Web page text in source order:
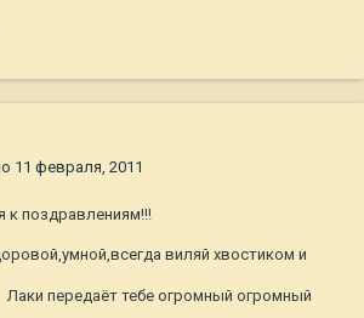
11 февраля, 2011
к поздравлениям!!!
виляй хвостиком и
Лаки передаёт тебе огромный огромный